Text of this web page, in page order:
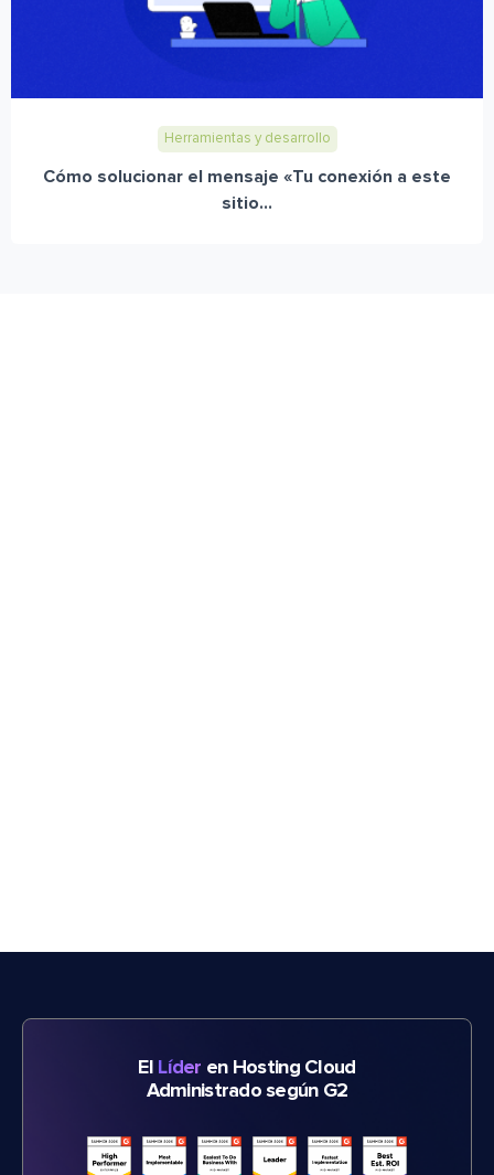
Herramientas y desarrollo
Cómo solucionar el mensaje «Tu conexión a este
sitio...
El Líder en Hosting Cloud
Administrado según G2